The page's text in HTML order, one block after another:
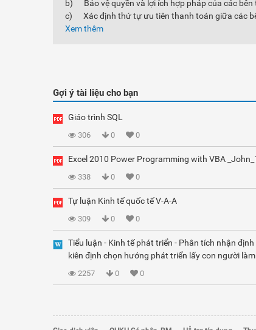
b) Bảo vệ quyền và lợi ích hợp pháp của các bên
c) Xác định thứ tự ưu tiên thanh toán giữa các
Xem thêm
Gợi ý tài liệu cho bạn
Giáo trình SQL
306 0 0
Excel 2010 Power Programming with VBA
338 0 0
Tự luận Kinh tế quốc tế V-A-A
309 0 0
Tiểu luận - Kinh tế phát triển - Phân tích nhận định
kiên định chọn hướng phát triển lấy con người
2257 0 0